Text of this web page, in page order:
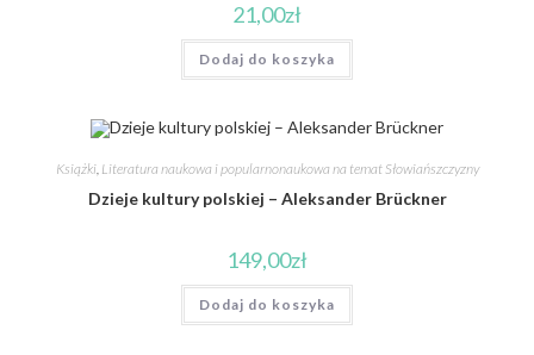
21,00zł
Dodaj do koszyka
Książki, Literatura naukowa i popularnonaukowa na temat Słowiańszczyzny
Dzieje kultury polskiej – Aleksander Brückner
149,00zł
Dodaj do koszyka